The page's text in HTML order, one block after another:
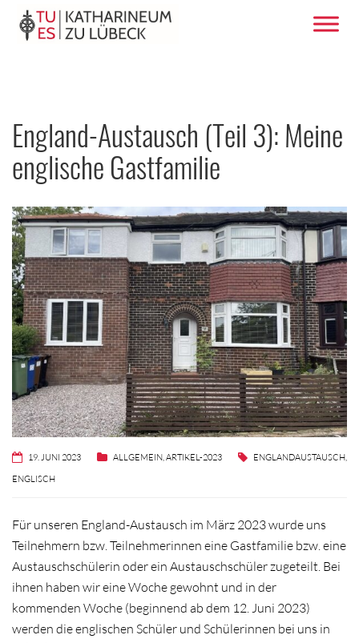
England-Austausch (Teil 3): Meine
englische Gastfamilie
19. JUNI 2023 ALLGEMEIN ARTIKEL-2023 ENGLANDAUSTAUSCH
ENGLISCH
Für unseren England-Austausch im März 2023 wurde uns
Teilnehmern bzw. Teilnehmerinnen eine Gastfamilie bzw. eine
Austauschschülerin oder ein Austauschschüler zugeteilt. Bei
ihnen haben wir eine Woche gewohnt und in der
kommenden Woche (beginnend ab dem 12. Juni 2023)
werden die englischen Schüler und Schülerinnen bei uns in